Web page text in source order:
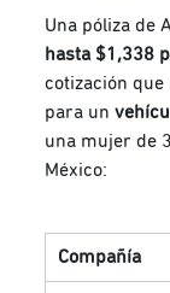
Una póliza de
hasta $1,338
cotización
para un
una mujer de
México:
Compañía